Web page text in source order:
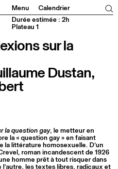
Menu Calendrier
Linkedin
Durée estimée : 2h
Plateau 1
sur la
Dustan,
la question gay, le metteur en
la « question gay » en faisant
la littérature homosexuelle. D’un
roman incandescent de 1926
homme prêt à tout risquer dans
l’autre, les textes libres, radicaux et